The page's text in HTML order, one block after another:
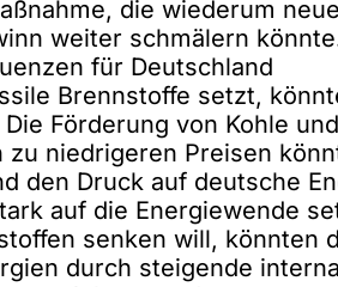
ßnahme, die wiederum
weiter schmälern
für Deutschland
Brennstoffe setzt,
Förderung von Kohle
niedrigeren Preisen
den Druck auf deutsche
auf die Energiewende
senken will, könnten
durch steigende